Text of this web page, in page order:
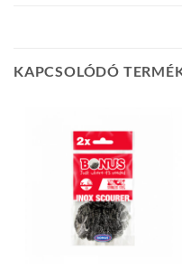
KAPCSOLÓDÓ